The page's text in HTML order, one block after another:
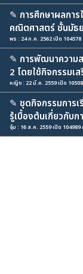
✎ การศึกษาผลการ
คณิตศาสตร์ ชั้นมัธ
พร : 24 ก.ค. 2562 เปิด
✎ การพัฒนาความ
2 โดยใช้กิจกรรมเ
หญิง : 22 มี.ค. 2559 เปิด
✎ ชุดกิจกรรมการเ
รู้เบื้องต้นเกี่ยวกับก
จุ๋ม : 16 ส.ค. 2559 เปิด 104989